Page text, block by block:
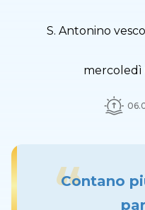
S. Antonino
mercoledì
Contano